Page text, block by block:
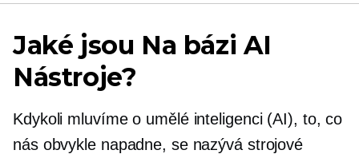
Jaké jsou Na bázi AI
Nástroje?
Kdykoli mluvíme o umělé inteligenci (AI), to, co
nás obvykle napadne, se nazývá strojové